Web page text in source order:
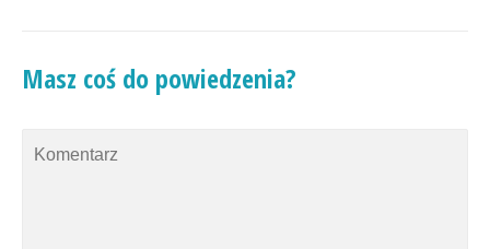
Masz coś do powiedzenia?